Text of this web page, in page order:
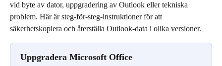
vid byte av dator, uppgradering av Outlook eller tekniska
problem. Här är steg-för-steg-instruktioner för att
säkerhetskopiera och återställa Outlook-data i olika versioner.
Uppgradera Microsoft Office